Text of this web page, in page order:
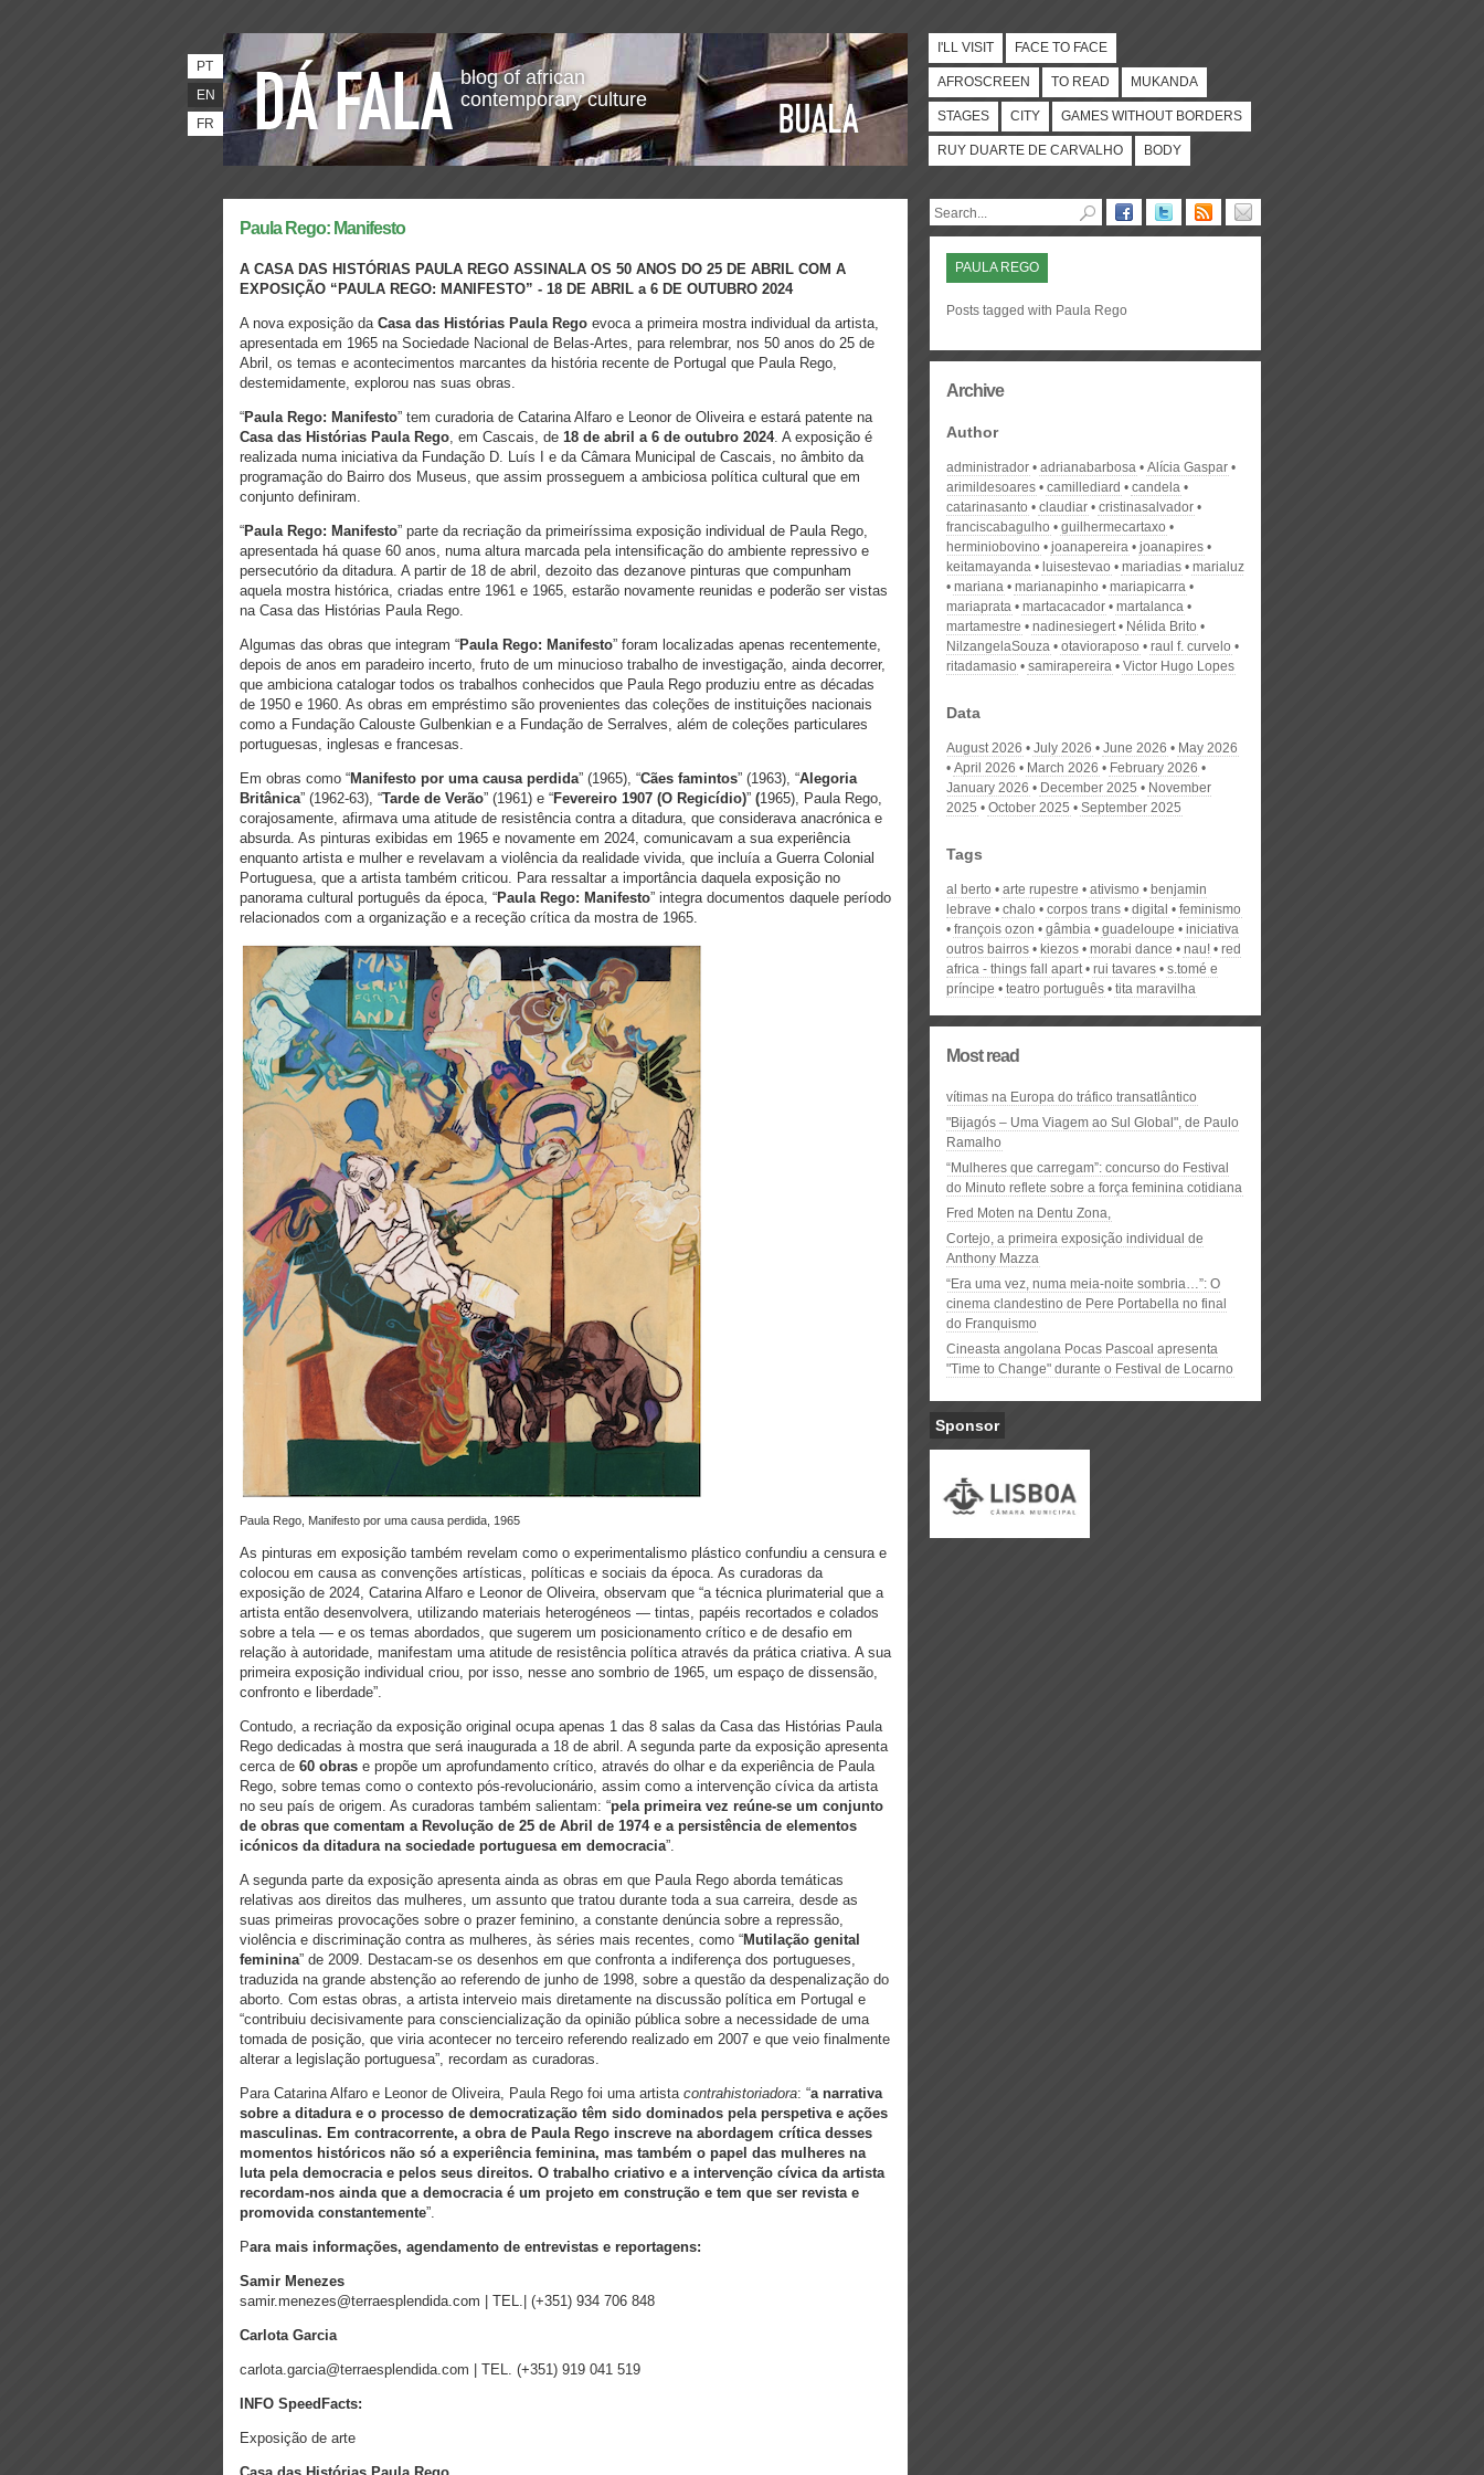
blog of african
contemporary culture
PT
EN
FR
I'LL VISIT FACE TO FACE
AFROSCREEN TO READ MUKANDA
STAGES CITY GAMES WITHOUT BORDERS
RUY DUARTE DE CARVALHO BODY
Paula Rego: Manifesto
A CASA DAS HISTÓRIAS PAULA REGO ASSINALA OS 50 ANOS DO 25 DE ABRIL COM A
EXPOSIÇÃO “PAULA REGO: MANIFESTO” - 18 DE ABRIL a 6 DE OUTUBRO 2024
A nova exposição da Casa das Histórias Paula Rego evoca a primeira mostra individual da artista,
apresentada em 1965 na Sociedade Nacional de Belas-Artes, para relembrar, nos 50 anos do 25 de
Abril, os temas e acontecimentos marcantes da história recente de Portugal que Paula Rego,
destemidamente, explorou nas suas obras.
“Paula Rego: Manifesto” tem curadoria de Catarina Alfaro e Leonor de Oliveira e estará patente na
Casa das Histórias Paula Rego, em Cascais, de 18 de abril a 6 de outubro 2024. A exposição é
realizada numa iniciativa da Fundação D. Luís I e da Câmara Municipal de Cascais, no âmbito da
programação do Bairro dos Museus, que assim prosseguem a ambiciosa política cultural que em
conjunto definiram.
“Paula Rego: Manifesto” parte da recriação da primeiríssima exposição individual de Paula Rego,
apresentada há quase 60 anos, numa altura marcada pela intensificação do ambiente repressivo e
persecutório da ditadura. A partir de 18 de abril, dezoito das dezanove pinturas que compunham
aquela mostra histórica, criadas entre 1961 e 1965, estarão novamente reunidas e poderão ser vistas
na Casa das Histórias Paula Rego.
Algumas das obras que integram “Paula Rego: Manifesto” foram localizadas apenas recentemente,
depois de anos em paradeiro incerto, fruto de um minucioso trabalho de investigação, ainda decorrer,
que ambiciona catalogar todos os trabalhos conhecidos que Paula Rego produziu entre as décadas
de 1950 e 1960. As obras em empréstimo são provenientes das coleções de instituições nacionais
como a Fundação Calouste Gulbenkian e a Fundação de Serralves, além de coleções particulares
portuguesas, inglesas e francesas.
Em obras como “Manifesto por uma causa perdida” (1965), “Cães famintos” (1963), “Alegoria
Britânica” (1962-63), “Tarde de Verão” (1961) e “Fevereiro 1907 (O Regicídio)” (1965), Paula Rego,
corajosamente, afirmava uma atitude de resistência contra a ditadura, que considerava anacrónica e
absurda. As pinturas exibidas em 1965 e novamente em 2024, comunicavam a sua experiência
enquanto artista e mulher e revelavam a violência da realidade vivida, que incluía a Guerra Colonial
Portuguesa, que a artista também criticou. Para ressaltar a importância daquela exposição no
panorama cultural português da época, “Paula Rego: Manifesto” integra documentos daquele período
relacionados com a organização e a receção crítica da mostra de 1965.
Paula Rego, Manifesto por uma causa perdida, 1965
As pinturas em exposição também revelam como o experimentalismo plástico confundiu a censura e
colocou em causa as convenções artísticas, políticas e sociais da época. As curadoras da
exposição de 2024, Catarina Alfaro e Leonor de Oliveira, observam que “a técnica plurimaterial que a
artista então desenvolvera, utilizando materiais heterogéneos — tintas, papéis recortados e colados
sobre a tela — e os temas abordados, que sugerem um posicionamento crítico e de desafio em
relação à autoridade, manifestam uma atitude de resistência política através da prática criativa. A sua
primeira exposição individual criou, por isso, nesse ano sombrio de 1965, um espaço de dissensão,
confronto e liberdade”.
Contudo, a recriação da exposição original ocupa apenas 1 das 8 salas da Casa das Histórias Paula
Rego dedicadas à mostra que será inaugurada a 18 de abril. A segunda parte da exposição apresenta
cerca de 60 obras e propõe um aprofundamento crítico, através do olhar e da experiência de Paula
Rego, sobre temas como o contexto pós-revolucionário, assim como a intervenção cívica da artista
no seu país de origem. As curadoras também salientam: “pela primeira vez reúne-se um conjunto
de obras que comentam a Revolução de 25 de Abril de 1974 e a persistência de elementos
icónicos da ditadura na sociedade portuguesa em democracia”.
A segunda parte da exposição apresenta ainda as obras em que Paula Rego aborda temáticas
relativas aos direitos das mulheres, um assunto que tratou durante toda a sua carreira, desde as
suas primeiras provocações sobre o prazer feminino, a constante denúncia sobre a repressão,
violência e discriminação contra as mulheres, às séries mais recentes, como “Mutilação genital
feminina” de 2009. Destacam-se os desenhos em que confronta a indiferença dos portugueses,
traduzida na grande abstenção ao referendo de junho de 1998, sobre a questão da despenalização do
aborto. Com estas obras, a artista interveio mais diretamente na discussão política em Portugal e
“contribuiu decisivamente para consciencialização da opinião pública sobre a necessidade de uma
tomada de posição, que viria acontecer no terceiro referendo realizado em 2007 e que veio finalmente
alterar a legislação portuguesa”, recordam as curadoras.
Para Catarina Alfaro e Leonor de Oliveira, Paula Rego foi uma artista contrahistoriadora: “a narrativa
sobre a ditadura e o processo de democratização têm sido dominados pela perspetiva e ações
masculinas. Em contracorrente, a obra de Paula Rego inscreve na abordagem crítica desses
momentos históricos não só a experiência feminina, mas também o papel das mulheres na
luta pela democracia e pelos seus direitos. O trabalho criativo e a intervenção cívica da artista
recordam-nos ainda que a democracia é um projeto em construção e tem que ser revista e
promovida constantemente”.
Para mais informações, agendamento de entrevistas e reportagens:
Samir Menezes
samir.menezes@terraesplendida.com | TEL.| (+351) 934 706 848
Carlota Garcia
carlota.garcia@terraesplendida.com | TEL. (+351) 919 041 519
INFO SpeedFacts:
Exposição de arte
PAULA REGO
Posts tagged with Paula Rego
Archive
Author
administrador adrianabarbosa
Alícia Gaspar
arimildesoares
camillediard
candela
catarinasanto
claudiar
cristinasalvador
franciscabagulho
guilhermecartaxo
herminiobovino
joanapereira
joanapires
keitamayanda
luisestevao mariadias
marialuz
mariana
marianapinho
mariapicarra
mariaprata
martacacador
martalanca
martamestre
nadinesiegert
Nélida Brito
NilzangelaSouza
otavioraposo
raul f. curvelo
ritadamasio
samirapereira Victor Hugo Lopes
Data
August 2026 July 2026 June 2026
May 2026
April 2026
March 2026
February 2026
January 2026
December 2025
November
2025
October 2025 September 2025
Tags
al berto arte rupestre ativismo
benjamin
lebrave
chalo corpos trans digital
feminismo
françois ozon
gâmbia guadeloupe
iniciativa
outros bairros
kiezos morabi dance nau!
red
africa - things fall apart
rui tavares
s.tomé e
príncipe
teatro português tita maravilha
Most read
vítimas na Europa do tráfico transatlântico
"Bijagós – Uma Viagem ao Sul Global", de Paulo
Ramalho
“Mulheres que carregam”: concurso do Festival
do Minuto reflete sobre a força feminina cotidiana
Fred Moten na Dentu Zona,
Cortejo, a primeira exposição individual de
Anthony Mazza
“Era uma vez, numa meia-noite sombria…”: O
cinema clandestino de Pere Portabella no final
do Franquismo
Cineasta angolana Pocas Pascoal apresenta
"Time to Change" durante o Festival de Locarno
Sponsor